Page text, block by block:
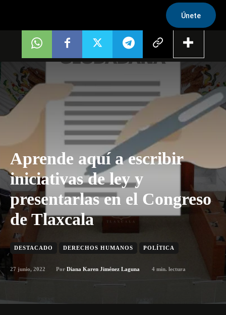
Únete
Aprende aquí a escribir
iniciativas de ley y
presentarlas en el Congreso
de Tlaxcala
DESTACADO DERECHOS HUMANOS POLÍTICA
27 junio, 2022 Por Diana Karen Jiménez Laguna 4 min. lectura